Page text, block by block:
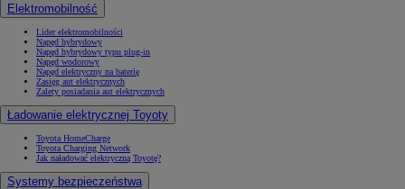
Elektromobilność
Lider elektromobilności
Napęd hybrydowy
Napęd hybrydowy typu plug-in
Napęd wodorowy
Napęd elektryczny na baterię
Zasięg aut elektrycznych
Zalety posiadania aut elektrycznych
Ładowanie elektrycznej Toyoty
Toyota HomeCharge
Toyota Charging Network
Jak naładować elektryczną Toyotę?
Systemy bezpieczeństwa